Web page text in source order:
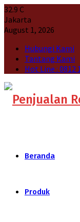
32.9 C
Jakarta
August 1, 2026
Hubungi Kami
Tantang Kami
Hot Line : 0812
Beranda
Produk